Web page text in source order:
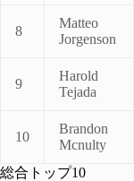
8
Matteo
Jorgenson
9
Harold
Tejada
10
Brandon
Mcnulty
総合トップ10